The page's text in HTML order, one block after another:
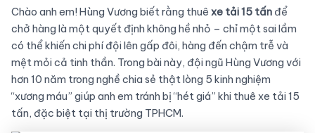
Chào anh em! Hùng Vương biết rằng thuê xe tải 15 tấnđể
chở hàng là một quyết định không hề nhỏ – chỉ một sai lầm
có thể khiến chi phí đội lên gấp đôi, hàng đến chậm trễ và
mệt mỏi cả tinh thần. Trong bài này, đội ngũ Hùng Vương với
hơn 10 năm trong nghề chia sẻ thật lòng 5 kinh nghiệm
“xương máu” giúp anh em tránh bị “hét giá” khi thuê xe tải 15
tấn, đặc biệt tại thị trường TPHCM.